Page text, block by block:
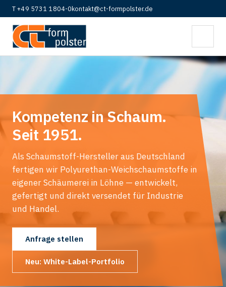
T +49 5731 1804-0kontakt@ct-formpolster.de
Kompetenz in Schaum.
Seit 1951.
Als Schaumstoff-Hersteller aus Deutschland
fertigen wir Polyurethan-Weichschaumstoffe in
eigener Schäumerei in Löhne — entwickelt,
gefertigt und direkt versendet für Industrie
und Handel.
Anfrage stellen
Neu: White-Label-Portfolio